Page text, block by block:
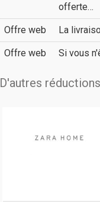
offerte…
Offre web La
Offre web Si vous
D'autres